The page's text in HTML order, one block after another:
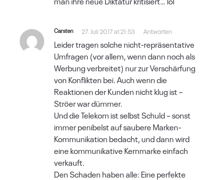
Carsten 27. Juli 2017 at 21:53 Antworten
Leider tragen solche nicht-repräsentative
Umfragen (vor allem, wenn dann noch als
Werbung verbreitet) nur zur Verschärfung
von Konflikten bei. Auch wenn die
Reaktionen der Kunden nicht klug ist –
Ströer war dümmer.
Und die Telekom ist selbst Schuld – sonst
immer penibelst auf saubere Marken-
Kommunikation bedacht, und dann wird
eine kommunikative Kernmarke einfach
verkauft.
Den Schaden haben alle: Eine perfekte